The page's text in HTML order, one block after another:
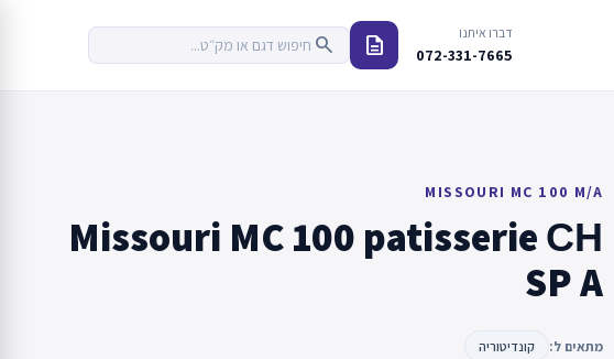
דברו איתנו
072-331-7665
description
search
MISSOURI MC 100 M/A
Missouri MC 100 patisserie СН
SP A
מתאים ל: קונדיטוריה